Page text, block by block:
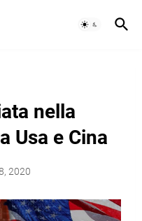
nella
Usa e Cina
2020